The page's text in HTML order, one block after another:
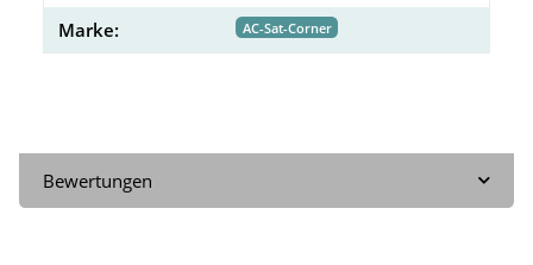
Marke: AC-Sat-Corner
Bewertungen